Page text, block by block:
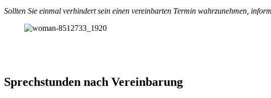
Sollten Sie einmal verhindert sein einen vereinbarten Termin wahrzunehmen,
Sprechstunden nach Vereinbarung